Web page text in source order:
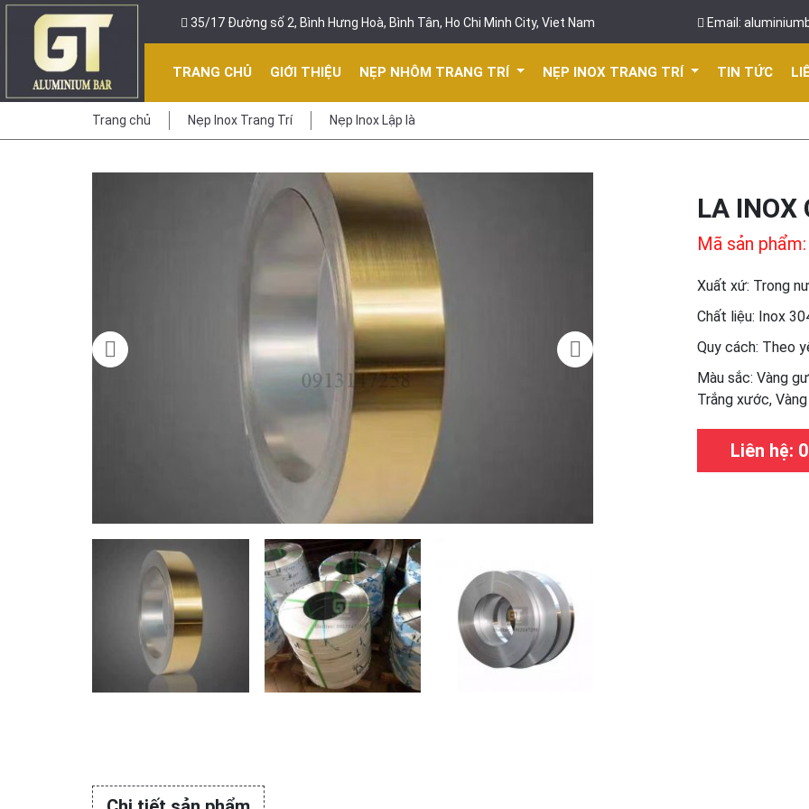
35/17 Đường số 2, Bình Hưng Hoà, Bình Tân, Ho Chi Minh City, Viet Nam Email:
TRANG CHỦ GIỚI THIỆU NẸP NHÔM TRANG TRÍ NẸP INOX TRANG TRÍ TIN TỨC
Trang chủ Nẹp Inox Trang Trí Nẹp Inox Lập là
LA INOX
Mã sản
Xuất xứ: Trong
Chất liệu: Inox
Quy cách: Theo
Màu sắc: Vàng
Trắng xước,
Liên hệ: